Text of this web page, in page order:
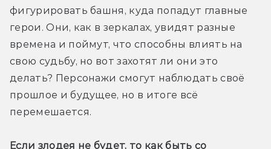
фигурировать башня, куда попадут главные
герои. Они, как в зеркалах, увидят разные
времена и поймут, что способны влиять на
свою судьбу, но вот захотят ли они это
делать? Персонажи смогут наблюдать своё
прошлое и будущее, но в итоге всё
перемешается.
Если злодея не будет, то как быть со